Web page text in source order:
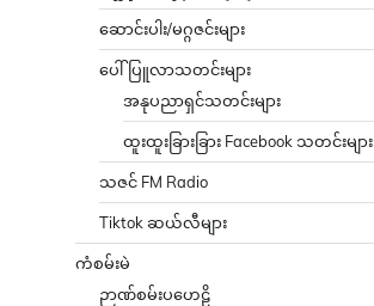
ဆောင်းပါး/မဂ္ဂဇင်းများ
ပေါ်ပြူလာသတင်းများ
အနုပညာရှင်သတင်းများ
ထူးထူးခြားခြား Facebook သတင်းများ
သဇင် FM Radio
Tiktok ဆယ်လီများ
ကံစမ်းမဲ
ဉာဏ်စမ်းပဟေဠိ